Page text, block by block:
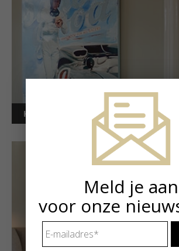
Kunstuitleen voor bedrijven
Meld je aan
voor onze
mailadres *